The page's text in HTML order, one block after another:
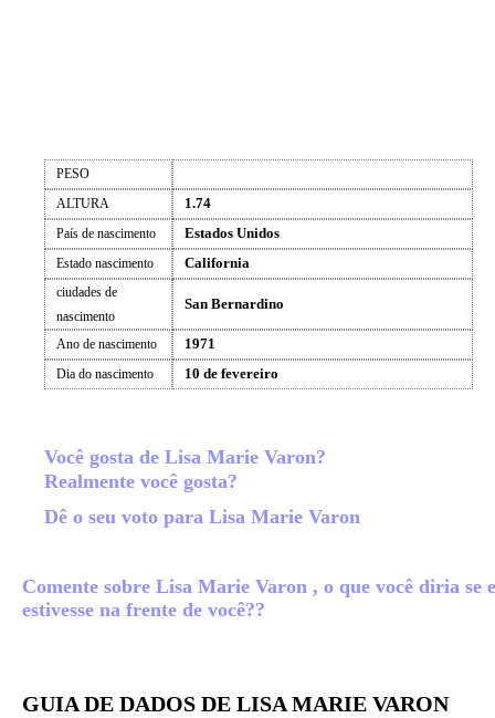
PESO
ALTURA
1.74
País de nascimento Estados Unidos
Estado nascimento California
ciudades de
nascimento
San Bernardino
Ano de nascimento 1971
Dia do nascimento 10 de fevereiro
Você gosta de Lisa Marie Varon?
Realmente você gosta?
Dê o seu voto para Lisa Marie Varon
Comente sobre Lisa Marie Varon , o que você diria se
estivesse na frente de você??
GUIA DE DADOS DE LISA MARIE VARON